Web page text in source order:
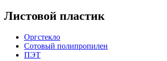
Листовой пластик
Оргстекло
Cотовый полипропилен
ПЭТ